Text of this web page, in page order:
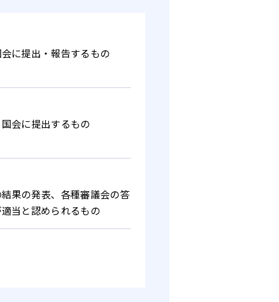
に提出・報告するもの
会に提出するもの
果の発表、各種審議会の答
当と認められるもの